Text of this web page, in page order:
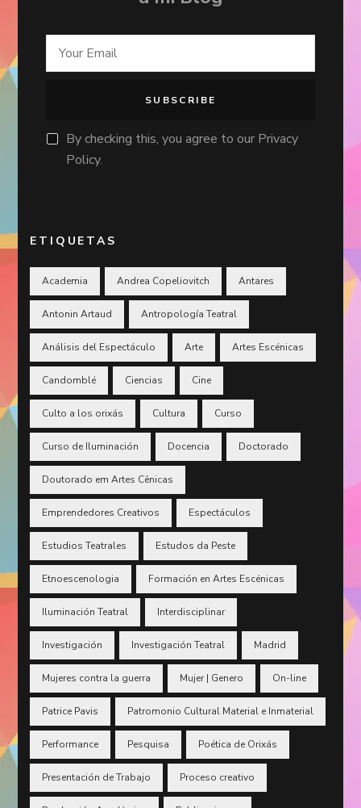
By checking this, you agree to our Privacy
Policy.
ETIQUETAS
Academia Andrea Copeliovitch Antares
Antonin Artaud Antropología Teatral
Análisis del Espectáculo Arte Artes Escénicas
Candomblé Ciencias Cine
Culto a los orixás Cultura Curso
Curso de Iluminación Docencia Doctorado
Doutorado em Artes Cênicas
Emprendedores Creativos Espectáculos
Estudios Teatrales Estudos da Peste
Etnoescenologia Formación en Artes Escénicas
Iluminación Teatral Interdisciplinar
Investigación Investigación Teatral Madrid
Mujeres contra la guerra Mujer | Genero On-line
Patrice Pavis Patromonio Cultural Material e Inmaterial
Performance Pesquisa Poética de Orixás
Presentación de Trabajo Proceso creativo